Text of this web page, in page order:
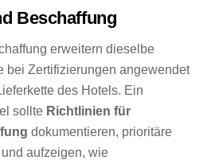
Beschaffung
erweitern dieselbe
bei Zertifizierungen angewendet
des Hotels. Ein
sollte Richtlinien für
dokumentieren, prioritäre
aufzeigen, wie